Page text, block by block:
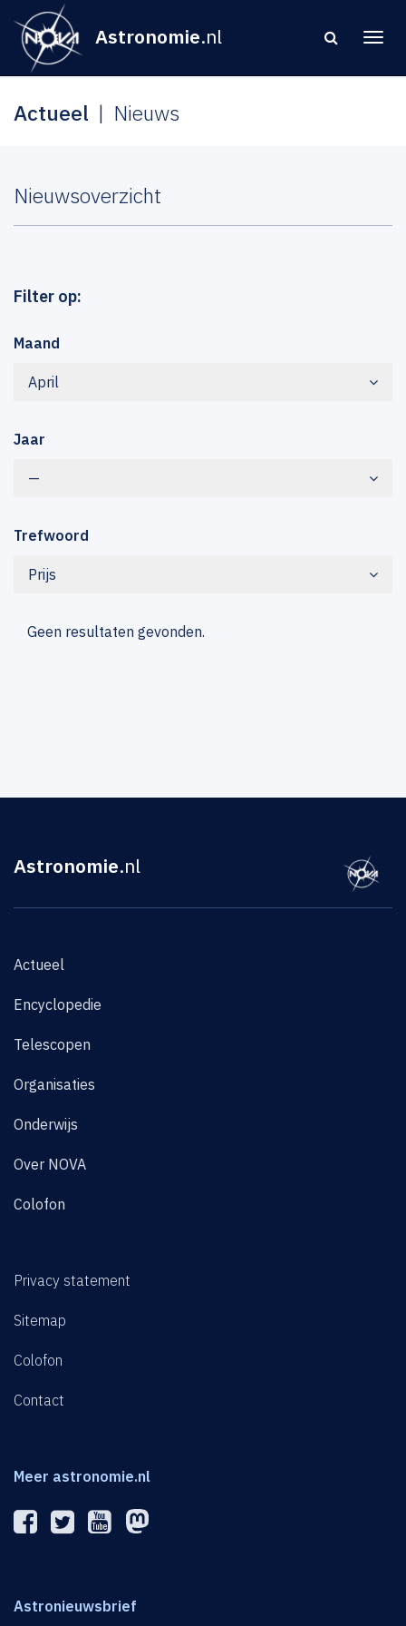
Astronomie.nl
Actueel Nieuws
Nieuwsoverzicht
Filter op:
Maand
April
Jaar
—
Trefwoord
Prijs
Geen resultaten gevonden.
Astronomie.nl
Actueel
Encyclopedie
Telescopen
Organisaties
Onderwijs
Over NOVA
Colofon
Privacy statement
Sitemap
Colofon
Contact
Meer astronomie.nl
Astronieuwsbrief